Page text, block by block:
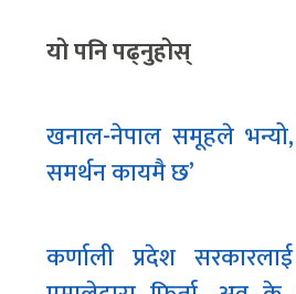
यो पनि पढ्नुहोस्
खनाल-नेपाल समूहले भन्यो,
समर्थन कायमै छ’
कर्णाली प्रदेश